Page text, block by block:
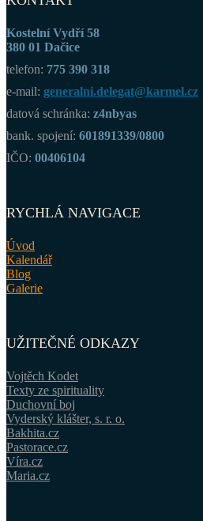
Kostelní Vydří 58
380 01 Dačice
telefon: 775 390 318
e-mail: generalni.delegat@karmel.cz
datová schránka: z4nbyas
bank. spojení: 601891339/0800
IČO: 00406104
RYCHLÁ NAVIGACE
Úvod
Kalendář
Blog
Galerie
UŽITEČNÉ ODKAZY
Vojtěch Kodet
Texty ze spirituality
Duchovní boj
Vyderský klášter, s. r. o.
Bakhita.cz
Pastorace.cz
Víra.cz
Maria.cz